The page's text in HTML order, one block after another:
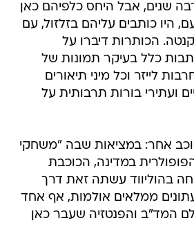
שנים, אבל היחס כלפיהם כאן
היו כותבים עליהם בזלזול, עם
הכותרות דיברו על
כלל בעיקר תמונות של
לייזר וכל מיני תיאורים
ועתירי בורות תרבותית על
אחר: במציאות שבה "משחקי
במדינה, הכוכבת
בהוליווד עשתה זאת דרך
ממלאים אולמות, אף אחד
המד"ב והפנטזיה שעבר כאן